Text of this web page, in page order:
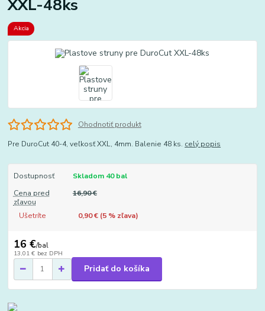
XXL-48ks
Akcia
Ohodnotiť produkt
Pre DuroCut 40-4, veľkosť XXL, 4mm. Balenie 48 ks. celý popis
Dostupnosť
Skladom 40 bal
Cena pred
zľavou
16,90 €
Ušetríte 0,90 € (5% zľava)
16 €/bal
13,01 € bez DPH
Pridať do košíka